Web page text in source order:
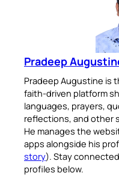
Pradeep
Pradeep Augustine is
faith-driven platform
languages, prayers,
reflections, and other
He manages the
apps alongside his
story). Stay
profiles below.